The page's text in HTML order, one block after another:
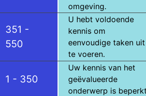
omgeving.
351 -
550
U hebt voldoende
kennis om
eenvoudige taken uit
te voeren.
1 - 350
Uw kennis van het
geëvalueerde
onderwerp is